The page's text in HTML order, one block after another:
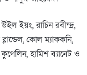
ইয়ং, রাচিন রবীন্দ্র,
কোল ম্যাককনি,
হামিশ ব্যানেট ও